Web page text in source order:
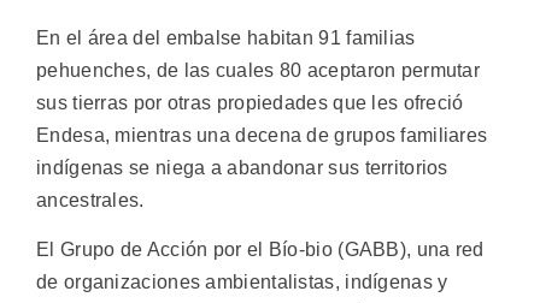
En el área del embalse habitan 91 familias
pehuenches, de las cuales 80 aceptaron permutar
sus tierras por otras propiedades que les ofreció
Endesa, mientras una decena de grupos familiares
indígenas se niega a abandonar sus territorios
ancestrales.
El Grupo de Acción por el Bío-bio (GABB), una red
de organizaciones ambientalistas, indígenas y